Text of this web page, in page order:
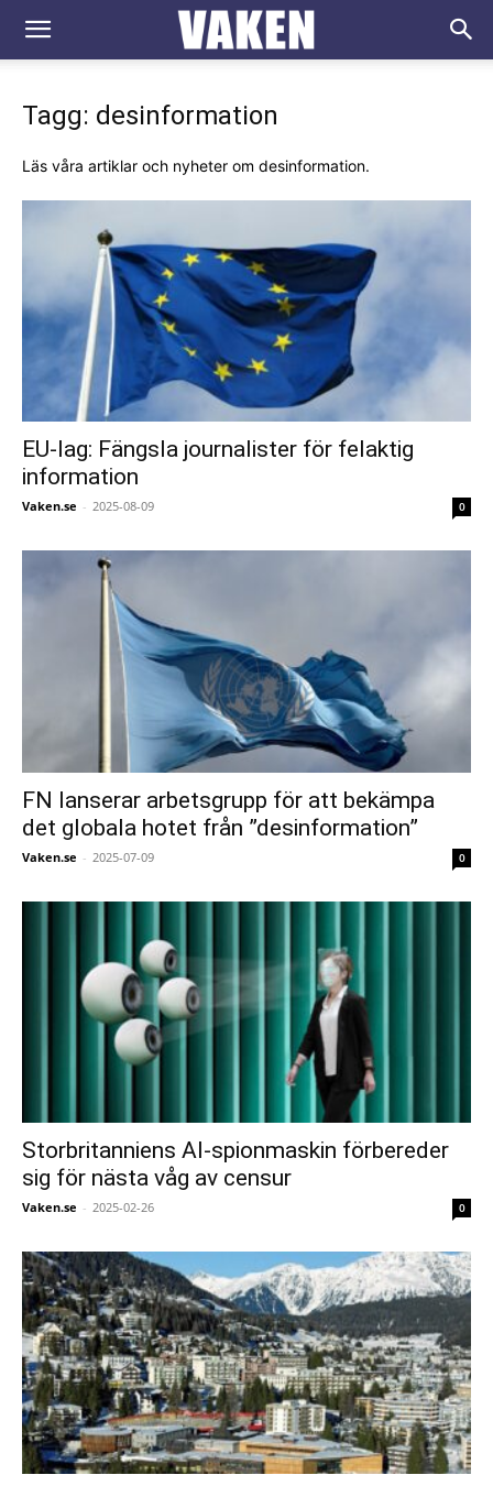
VAKEN.se
Tagg: desinformation
Läs våra artiklar och nyheter om desinformation.
EU-lag: Fängsla journalister för felaktig
information
Vaken.se - 2025-08-09 0
FN lanserar arbetsgrupp för att bekämpa
det globala hotet från ”desinformation”
Vaken.se - 2025-07-09 0
Storbritanniens AI-spionmaskin förbereder
sig för nästa våg av censur
Vaken.se - 2025-02-26 0